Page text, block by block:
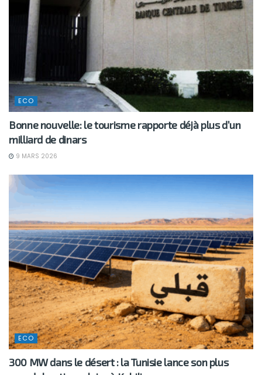
ECO
Bonne nouvelle: le tourisme rapporte déjà plus d’un
milliard de dinars
9 MARS 2026
ECO
300 MW dans le désert : la Tunisie lance son plus